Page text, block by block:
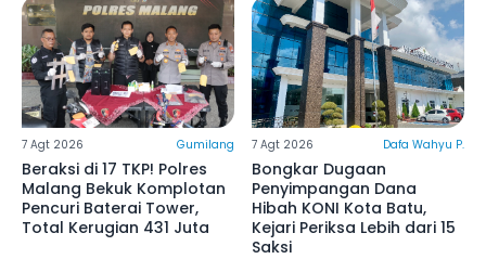
7 Agt 2026 Gumilang
Beraksi di 17 TKP! Polres
Malang Bekuk Komplotan
Pencuri Baterai Tower,
Total Kerugian 431 Juta ‎
7 Agt 2026 Dafa Wahyu P.
Bongkar Dugaan
Penyimpangan Dana
Hibah KONI Kota Batu,
Kejari Periksa Lebih dari 15
Saksi